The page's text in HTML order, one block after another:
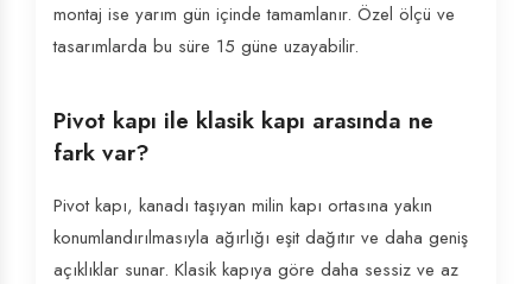
montaj ise yarım gün içinde tamamlanır. Özel ölçü ve
tasarımlarda bu süre 15 güne uzayabilir.
Pivot kapı ile klasik kapı arasında ne
fark var?
Pivot kapı, kanadı taşıyan milin kapı ortasına yakın
konumlandırılmasıyla ağırlığı eşit dağıtır ve daha geniş
açıklıklar sunar. Klasik kapıya göre daha sessiz ve az